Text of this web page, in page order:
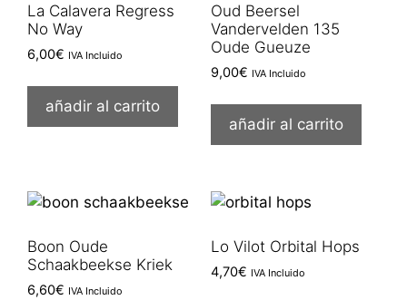
La Calavera Regress
No Way
6,00€ IVA Incluido
añadir al carrito
Oud Beersel
Vandervelden 135
Oude Gueuze
9,00€ IVA Incluido
añadir al carrito
Boon Oude
Schaakbeekse Kriek
6,60€ IVA Incluido
Lo Vilot Orbital Hops
4,70€ IVA Incluido